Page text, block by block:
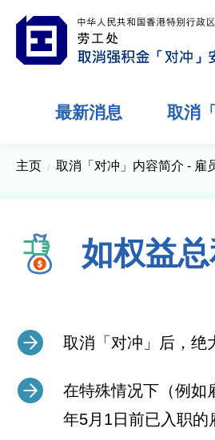
劳工处，取消强积金「对冲
最新消息 取消
主页 取消「对冲」内容简介 - 雇
如权益
取消「对冲」后，绝
在特殊情况下（例如
年5月1日前已入职